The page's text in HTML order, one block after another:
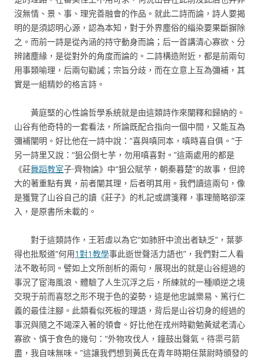
沒無情、景、事、理完善融會的作品。就此二詩而論，詩人要揭
明的是須認明心源，認為本知，對于外界塵俗的緇染要果斷摒除
之。而前一詩是從內涵的持守動身而論；后一首講清心寡欲、分
辨諸塵緣，是從對外的角度而論的。二詩構造附近，都是前兩句
用事類喻理，后兩句勸誡；宗旨分歧，而在立意上互為彌補，其
實是一組精妙的格言詩。
黃庭堅的心性論哲學系統就是由這類詩作來闡釋和歸納的。
山谷有他奇特的一套看法，所論既配合指向一個中間，又能互為
彌補闡明。好比他在一詩中說：“喜與嗔同本，嗔時喜自俱。”于
另一詩里又說：“狙公倒七芋，勿用嗔喜對。”這兩處用的都是
《莊舞蹈教室子·齊物論》中“狙公賦芋，朝秦暮楚”的故事，但誇
大的著重點有異，前者闡其理，后者明其用。我們讀這兩句，像
是獲覽了山谷自己的讀《莊子》的札記或謂箋釋，事理簡略卻深
入，是原書所未載的。
對于這類詩作，王若虛以為它“如肺肝中流出者缺乏”，葉夢
得也批駁道“何用1對1教學事此逝世聲活力語也”，我們對二人看
法不敢茍同。譬如上文所剖析的兩句，展現出的就是山谷經過的
事況了宦海風浪、體驗了人生沉浮之后，所練就的一種順逆之境
交現于前而喜怒之形不現于色的姿勢，這是他忠誠樂易、篤行仁
義的最佳注腳。此類看似死板的理語，背后是山谷切身的經過的
事況與隨之不竭深入著的領會。好比他在戎州時勸勉黃斌老清心
寡欲、慎于食色的幾句：“外物攻伐人，鐘鼓出聲氣。待渠弓箭
盡，我自味無味。”這讓我們想到黃氏在青年時期任葉尉時頒發的